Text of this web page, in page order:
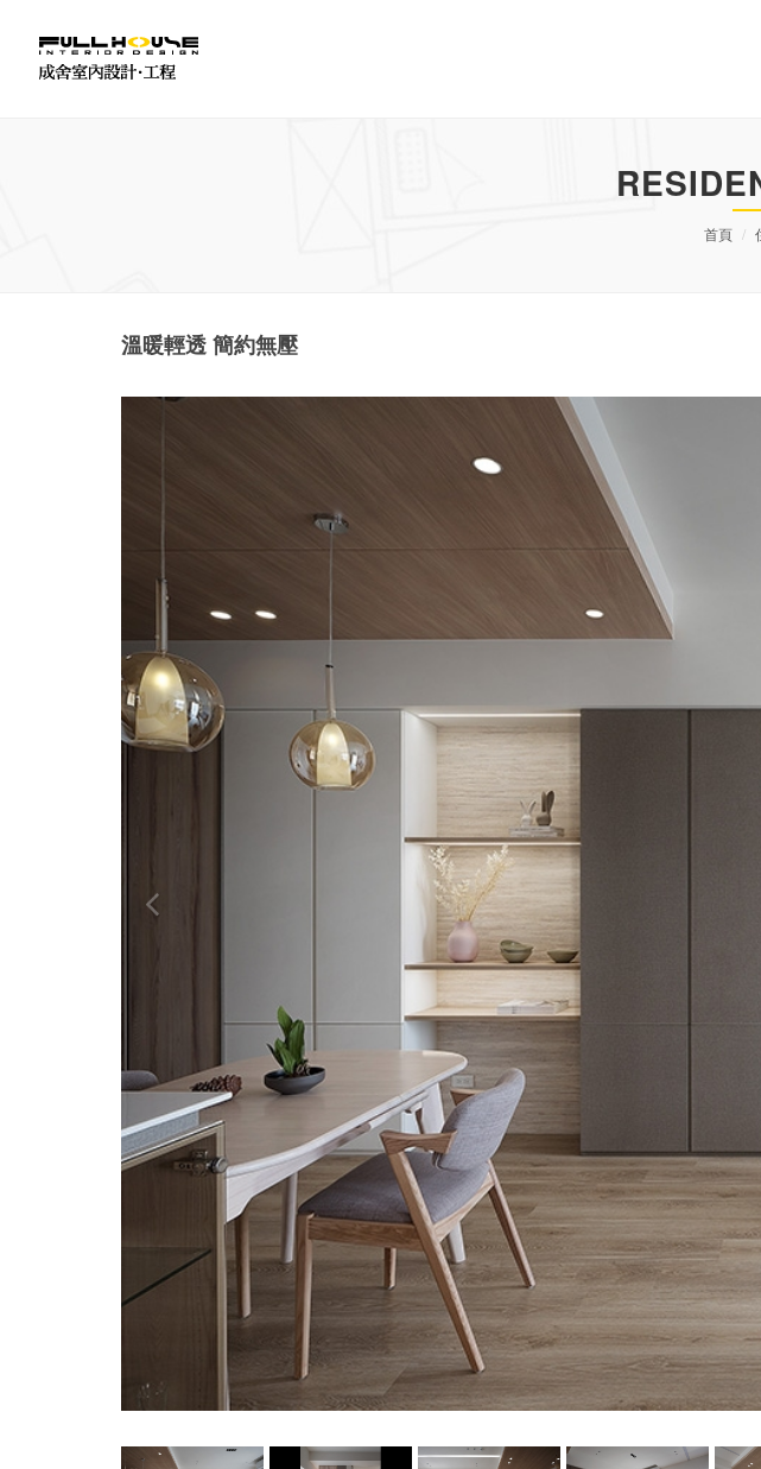
首頁
溫暖輕透 簡約無壓